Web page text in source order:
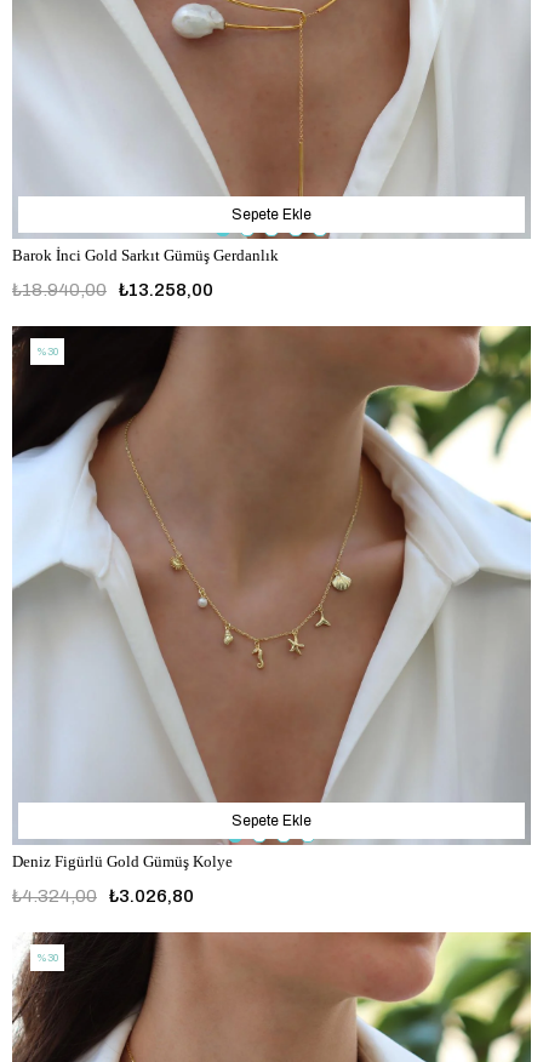
Barok İnci Gold Sarkıt Gümüş Gerdanlık
₺13.258,00
₺18.940,00
Sepete Ekle
Deniz Figürlü Gold Gümüş Kolye
₺3.026,80
₺4.324,00
Sepete Ekle
%30
%30